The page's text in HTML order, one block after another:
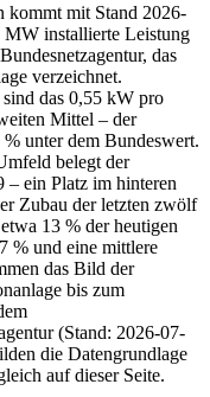
kommt mit Stand 2026-
MW installierte Leistung
das
verzeichnet.
das 0,55 kW pro
Mittel – der
unter dem Bundeswert.
belegt der
– ein Platz im hinteren
Zubau der letzten zwölf
13 % der heutigen
% und eine mittlere
das Bild der
bis zum
(Stand: 2026-07-
die Datengrundlage
auf dieser Seite.